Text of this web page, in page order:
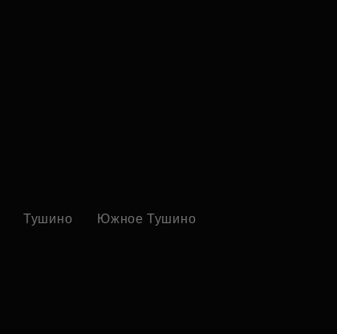
Тушино Южное Тушино